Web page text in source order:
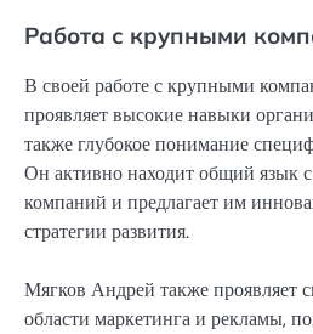
Работа с крупными
В своей работе с крупными
проявляет высокие навыки
также глубокое понимание
Он активно находит общий язык
компаний и предлагает им
стратегии развития.
Мягков Андрей также проявляет
области маркетинга и рекламы,